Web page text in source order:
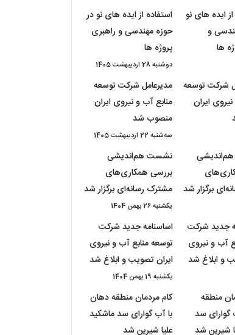
استفاده از ایده های نو در
حوزه مهندسی و راهبری
پروژه ها
دوشنبه 28 اردیبهشت 1405
مدیرعامل شرکت توسعه
منابع آب و نیروی ایران
منصوب شد
سه‌شنبه 22 اردیبهشت 1405
نشست هم‌اندیشی
بررسی همکاری‌های
مشترک رسانه‌ای برگزار شد
یکشنبه 26 بهمن 1404
اساسنامه جدید شرکت
توسعه منابع آب و نیروی
ایران تصویب و ابلاغ شد
یکشنبه 19 بهمن 1404
کام مردمان منطقه دهان
با آب گوارای سد ماشکید
علیا شیرین شد